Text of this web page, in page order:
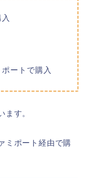
ートで購入
ます。
ミポート経由で購